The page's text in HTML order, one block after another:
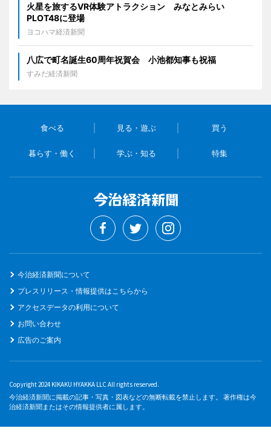
火星を旅するVR体験アトラクション みなとみらい
PLOT48に登場
ヨコハマ経済新聞
八広で町名誕生60周年祝賀会 小池都知事も祝福
すみだ経済新聞
食べる 見る・遊ぶ 買う
暮らす・働く 学ぶ・知る 特集
今治経済新聞について
プレスリリース・情報提供はこちらから
アクセスデータの利用について
お問い合わせ
広告のご案内
Copyright 2024 KIKAKU HYAKKA LLC All rights reserved.
今治経済新聞に掲載の記事・写真・図表などの無断転載を禁止します。 著作権は今
治経済新聞またはその情報提供者に属します。